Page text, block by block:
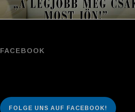
FACEBOOK
FOLGE UNS AUF FACEBOOK!